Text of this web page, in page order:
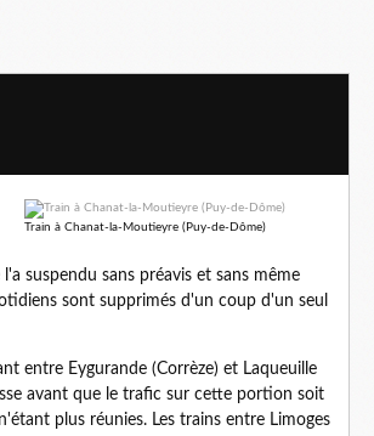
Train à Chanat-la-Moutieyre (Puy-de-Dôme)
suspendu sans préavis et sans même
sont supprimés d'un coup d'un seul
entre Eygurande (Corrèze) et Laqueuille
avant que le trafic sur cette portion soit
plus réunies. Les trains entre Limoges